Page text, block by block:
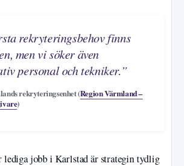
rekryteringsbehov finns
men vi söker även
personal och tekniker.”
rekryteringsenhet (Region Värmland –
)
lediga jobb i Karlstad är strategin tydlig